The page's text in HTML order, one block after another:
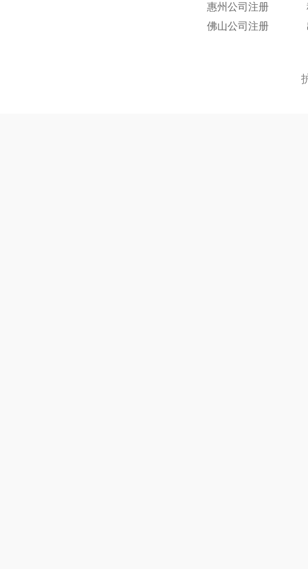
惠州公司注册
佛山公司注册